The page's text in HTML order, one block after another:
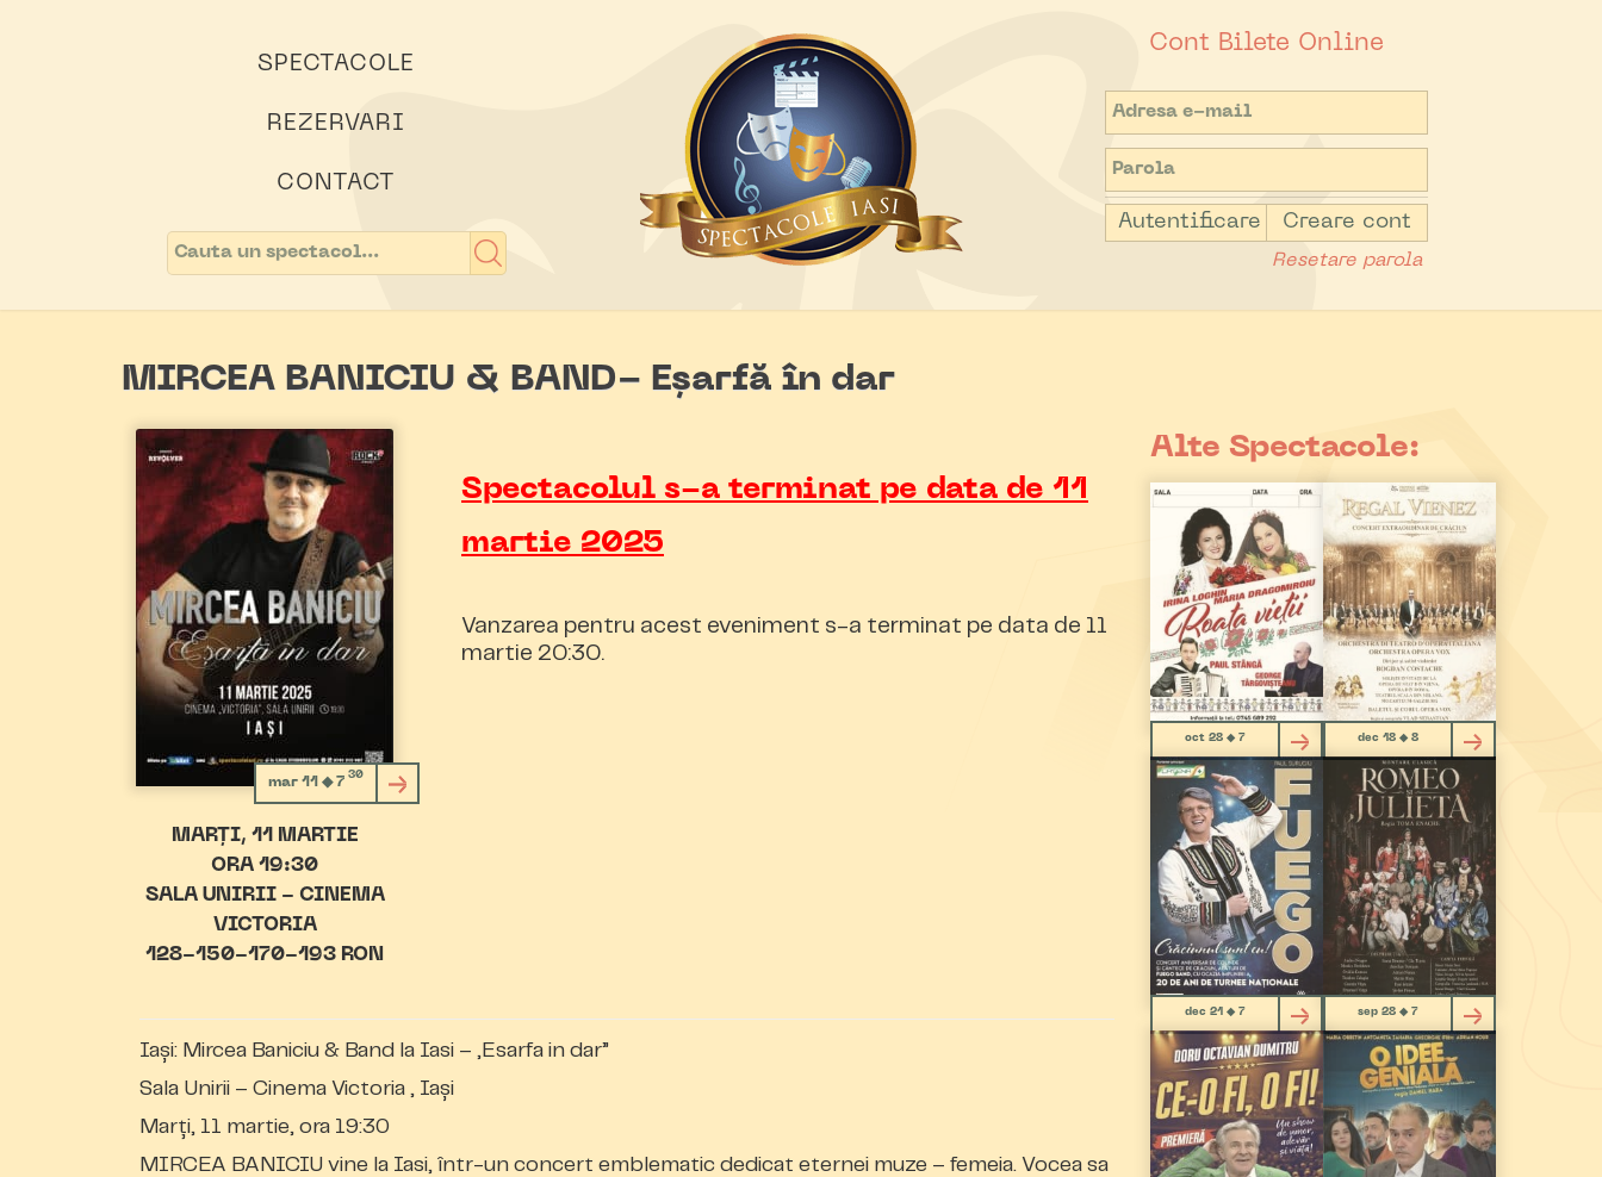
SPECTACOLE
REZERVARI
CONTACT
Cont Bilete Online
Autentificare Creare cont
Resetare parola
MIRCEA BANICIU & BAND- Eșarfă în dar
mar 11 ◆ 7
30
MARȚI 11 MARTIE
ORA 19:30
SALA UNIRII - CINEMA
VICTORIA
128-150-170-193 RON
Spectacolul s-a terminat pe data de 11
martie 2025
Vanzarea pentru acest eveniment s-a terminat pe data de 11
martie 20:30.
Iași: Mircea Baniciu & Band la Iasi – „Esarfa in dar”
Sala Unirii – Cinema Victoria , Iași
Marți, 11 martie, ora 19:30
MIRCEA BANICIU vine la Iasi, într-un concert emblematic dedicat eternei muze – femeia. Vocea sa
Alte Spectacole:
oct 28 ◆ 7 dec 18 ◆ 8
dec 21 ◆ 7 sep 28 ◆ 7